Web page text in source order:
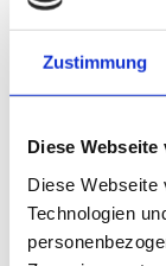
Zustimmung
Diese
Diese Webseite
Technologien
Titel
Vorname*
Nachname*
PLZ
Telefon*
E-Mail*
Wie sind Sie auf